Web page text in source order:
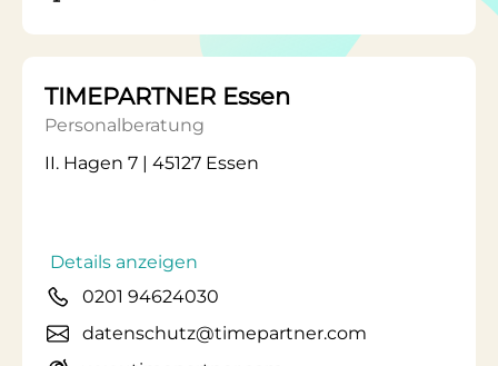
TIMEPARTNER Essen
Personalberatung
II. Hagen 7 | 45127 Essen
Details anzeigen
0201 94624030
datenschutz@timepartner.com